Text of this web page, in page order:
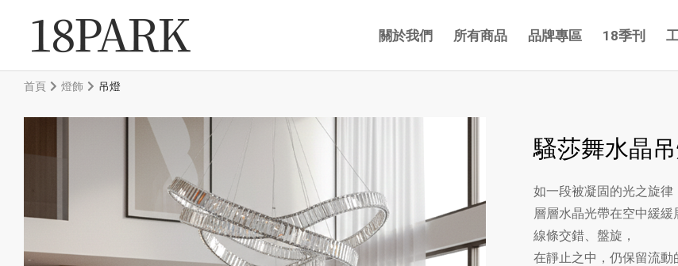
關於我們 所有商品 品牌專區 18季刊
首頁 燈飾 吊燈
騷莎舞水晶
如一段被凝固的光之旋律
層層水晶光帶在空中緩緩
線條交錯、盤旋，
在靜止之中，仍保留流動